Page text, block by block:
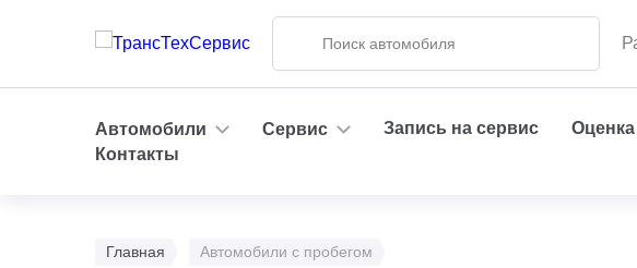
Автомобили Сервис Запись на сервис
Контакты
Главная Автомобили с пробегом